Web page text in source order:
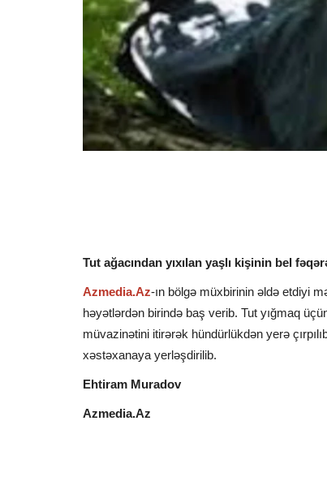
Tut ağacından yıxılan yaşlı kişinin bel
Azmedia.Az-ın bölgə müxbirinin əldə etdiyi
həyətlərdən birində baş verib. Tut yığmaq
müvazinətini itirərək hündürlükdən yerə
xəstəxanaya yerləşdirilib.
Ehtiram Muradov
Azmedia.Az